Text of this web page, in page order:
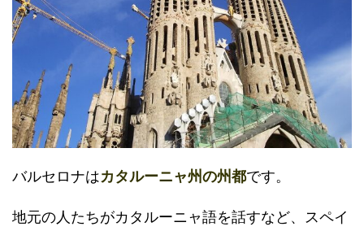
バルセロナはカタルーニャ州の州都です。
地元の人たちがカタルーニャ語を話すなど、スペイ